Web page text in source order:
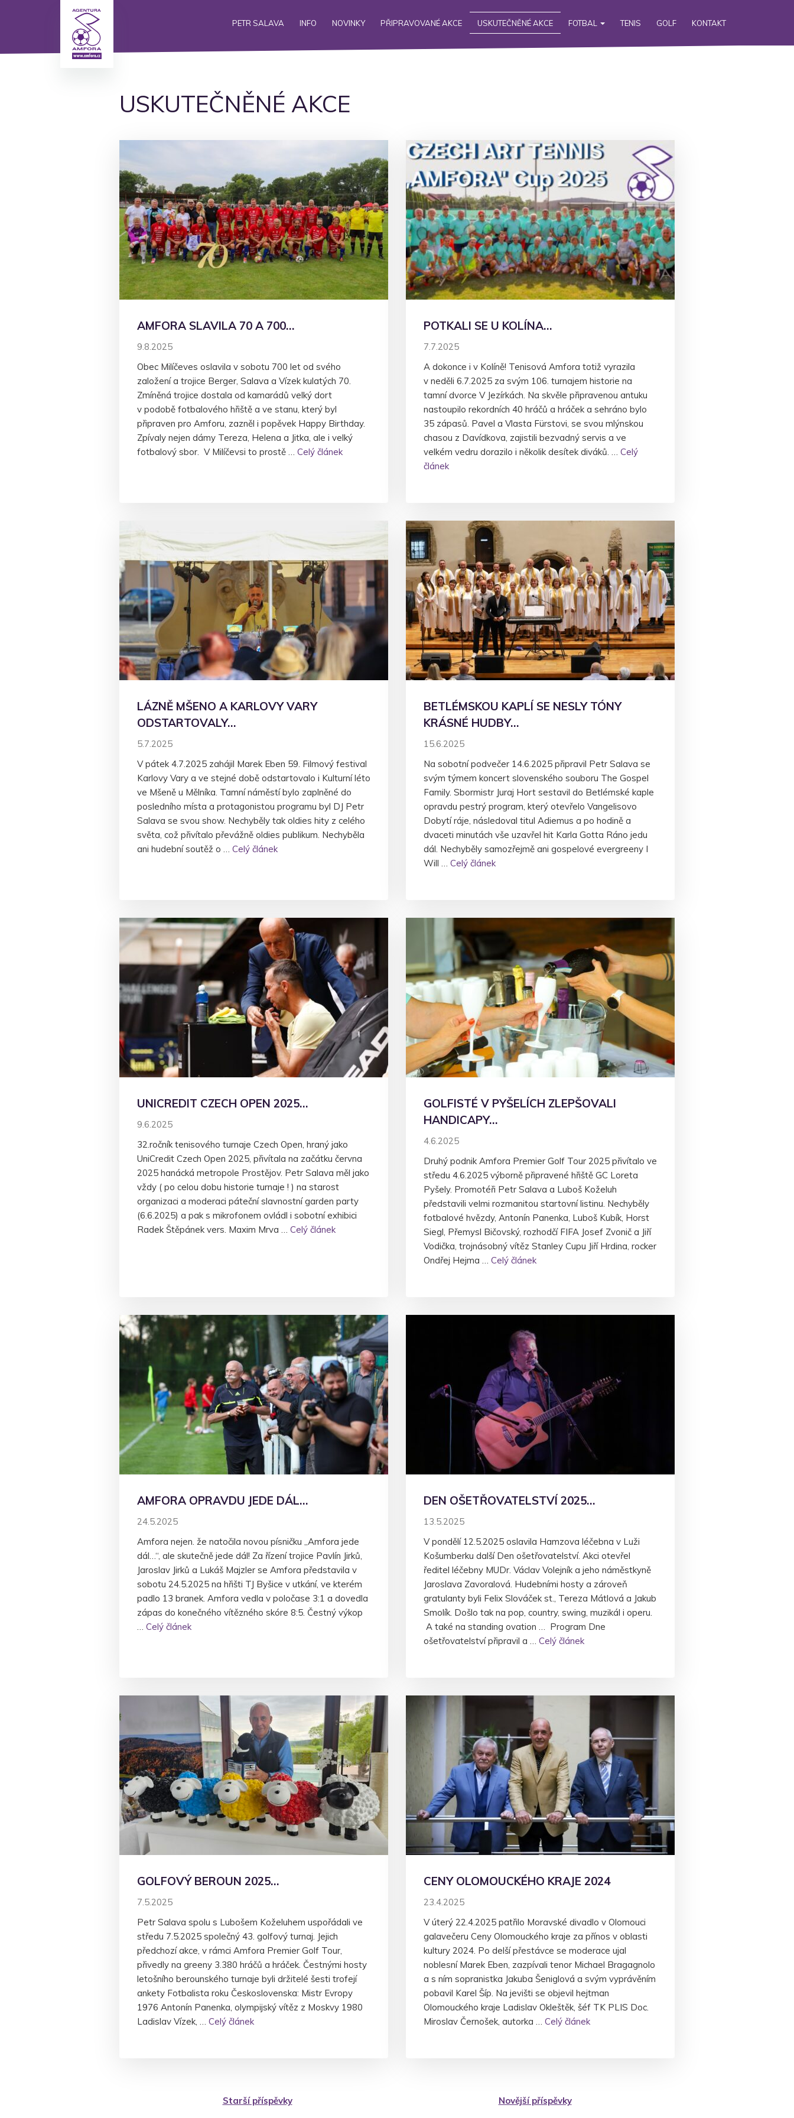
PETR SALAVA INFO NOVINKY PŘIPRAVOVANÉ AKCE USKUTEČNĚNÉ AKCE FOTBAL TENIS GOLF KONTAKT
USKUTEČNĚNÉ AKCE
AMFORA SLAVILA 70 A 700…
9.8.2025
Obec Milíčeves oslavila v sobotu 700 let od svého
založení a trojice Berger, Salava a Vízek kulatých 70.
Zmíněná trojice dostala od kamarádů velký dort
v podobě fotbalového hřiště a ve stanu, který byl
připraven pro Amforu, zazněl i popěvek Happy Birthday.
Zpívaly nejen dámy Tereza, Helena a Jitka, ale i velký
fotbalový sbor. V Milíčevsi to prostě … Celý článek
POTKALI SE U KOLÍNA…
7.7.2025
A dokonce i v Kolíně! Tenisová Amfora totiž vyrazila
v neděli 6.7.2025 za svým 106. turnajem historie na
tamní dvorce V Jezírkách. Na skvěle připravenou antuku
nastoupilo rekordních 40 hráčů a hráček a sehráno bylo
35 zápasů. Pavel a Vlasta Fürstovi, se svou mlýnskou
chasou z Davídkova, zajistili bezvadný servis a ve
velkém vedru dorazilo i několik desítek diváků. … Celý
článek
LÁZNĚ MŠENO A KARLOVY VARY
ODSTARTOVALY…
5.7.2025
V pátek 4.7.2025 zahájil Marek Eben 59. Filmový festival
Karlovy Vary a ve stejné době odstartovalo i Kulturní léto
ve Mšeně u Mělníka. Tamní náměstí bylo zaplněné do
posledního místa a protagonistou programu byl DJ Petr
Salava se svou show. Nechyběly tak oldies hity z celého
světa, což přivítalo převážně oldies publikum. Nechyběla
ani hudební soutěž o … Celý článek
BETLÉMSKOU KAPLÍ SE NESLY TÓNY
KRÁSNÉ HUDBY…
15.6.2025
Na sobotní podvečer 14.6.2025 připravil Petr Salava se
svým týmem koncert slovenského souboru The Gospel
Family. Sbormistr Juraj Hort sestavil do Betlémské kaple
opravdu pestrý program, který otevřelo Vangelisovo
Dobytí ráje, následoval titul Adiemus a po hodině a
dvaceti minutách vše uzavřel hit Karla Gotta Ráno jedu
dál. Nechyběly samozřejmě ani gospelové evergreeny I
Will … Celý článek
UNICREDIT CZECH OPEN 2025…
9.6.2025
32.ročník tenisového turnaje Czech Open, hraný jako
UniCredit Czech Open 2025, přivítala na začátku června
2025 hanácká metropole Prostějov. Petr Salava měl jako
vždy ( po celou dobu historie turnaje ! ) na starost
organizaci a moderaci páteční slavnostní garden party
(6.6.2025) a pak s mikrofonem ovládl i sobotní exhibici
Radek Štěpánek vers. Maxim Mrva … Celý článek
GOLFISTÉ V PYŠELÍCH ZLEPŠOVALI
HANDICAPY…
4.6.2025
Druhý podnik Amfora Premier Golf Tour 2025 přivítalo ve
středu 4.6.2025 výborně připravené hřiště GC Loreta
Pyšely. Promotéři Petr Salava a Luboš Koželuh
představili velmi rozmanitou startovní listinu. Nechyběly
fotbalové hvězdy, Antonín Panenka, Luboš Kubík, Horst
Siegl, Přemysl Bičovský, rozhodčí FIFA Josef Zvonič a Jiří
Vodička, trojnásobný vítěz Stanley Cupu Jiří Hrdina, rocker
Ondřej Hejma … Celý článek
AMFORA OPRAVDU JEDE DÁL…
24.5.2025
Amfora nejen. že natočila novou písničku „Amfora jede
dál…“, ale skutečně jede dál! Za řízení trojice Pavlín Jirků,
Jaroslav Jirků a Lukáš Majzler se Amfora představila v
sobotu 24.5.2025 na hřišti TJ Byšice v utkání, ve kterém
padlo 13 branek. Amfora vedla v poločase 3:1 a dovedla
zápas do konečného vítězného skóre 8:5. Čestný výkop
… Celý článek
DEN OŠETŘOVATELSTVÍ 2025…
13.5.2025
V pondělí 12.5.2025 oslavila Hamzova léčebna v Luži
Košumberku další Den ošetřovatelství. Akci otevřel
ředitel léčebny MUDr. Václav Volejník a jeho náměstkyně
Jaroslava Zavoralová. Hudebními hosty a zároveň
gratulanty byli Felix Slováček st., Tereza Mátlová a Jakub
Smolík. Došlo tak na pop, country, swing, muzikál i operu.
A také na standing ovation … Program Dne
ošetřovatelství připravil a … Celý článek
GOLFOVÝ BEROUN 2025…
7.5.2025
Petr Salava spolu s Lubošem Koželuhem uspořádali ve
středu 7.5.2025 společný 43. golfový turnaj. Jejich
předchozí akce, v rámci Amfora Premier Golf Tour,
přivedly na greeny 3.380 hráčů a hráček. Čestnými hosty
letošního berounského turnaje byli držitelé šesti trofejí
ankety Fotbalista roku Československa: Mistr Evropy
1976 Antonín Panenka, olympijský vítěz z Moskvy 1980
Ladislav Vízek, … Celý článek
CENY OLOMOUCKÉHO KRAJE 2024
23.4.2025
V úterý 22.4.2025 patřilo Moravské divadlo v Olomouci
galavečeru Ceny Olomouckého kraje za přínos v oblasti
kultury 2024. Po delší přestávce se moderace ujal
noblesní Marek Eben, zazpívali tenor Michael Bragagnolo
a s ním sopranistka Jakuba Šeniglová a svým vyprávěním
pobavil Karel Šíp. Na jevišti se objevil hejtman
Olomouckého kraje Ladislav Okleštěk, šéf TK PLIS Doc.
Miroslav Černošek, autorka … Celý článek
Starší příspěvky Novější příspěvky